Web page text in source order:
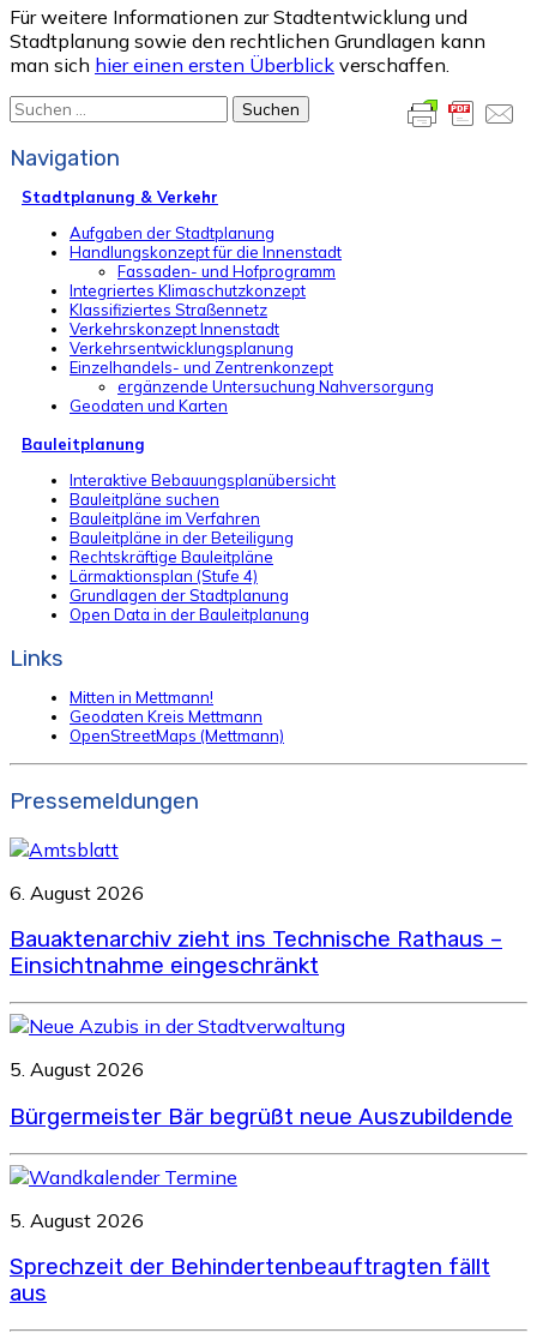
Für weitere Informationen zur Stadtentwicklung und
Stadtplanung sowie den rechtlichen Grundlagen kann
man sich hier einen ersten Überblick verschaffen.
Suchen
nach:
Navigation
Stadtplanung & Verkehr
Aufgaben der Stadtplanung
Handlungskonzept für die Innenstadt
Fassaden- und Hofprogramm
Integriertes Klimaschutzkonzept
Klassifiziertes Straßennetz
Verkehrskonzept Innenstadt
Verkehrsentwicklungsplanung
Einzelhandels- und Zentrenkonzept
ergänzende Untersuchung Nahversorgung
Geodaten und Karten
Bauleitplanung
Interaktive Bebauungsplanübersicht
Bauleitpläne suchen
Bauleitpläne im Verfahren
Bauleitpläne in der Beteiligung
Rechtskräftige Bauleitpläne
Lärmaktionsplan (Stufe 4)
Grundlagen der Stadtplanung
Open Data in der Bauleitplanung
Links
Mitten in Mettmann!
Geodaten Kreis Mettmann
OpenStreetMaps (Mettmann)
Pressemeldungen
6. August 2026
Bauaktenarchiv zieht ins Technische Rathaus –
Einsichtnahme eingeschränkt
5. August 2026
Bürgermeister Bär begrüßt neue Auszubildende
5. August 2026
Sprechzeit der Behindertenbeauftragten fällt
aus